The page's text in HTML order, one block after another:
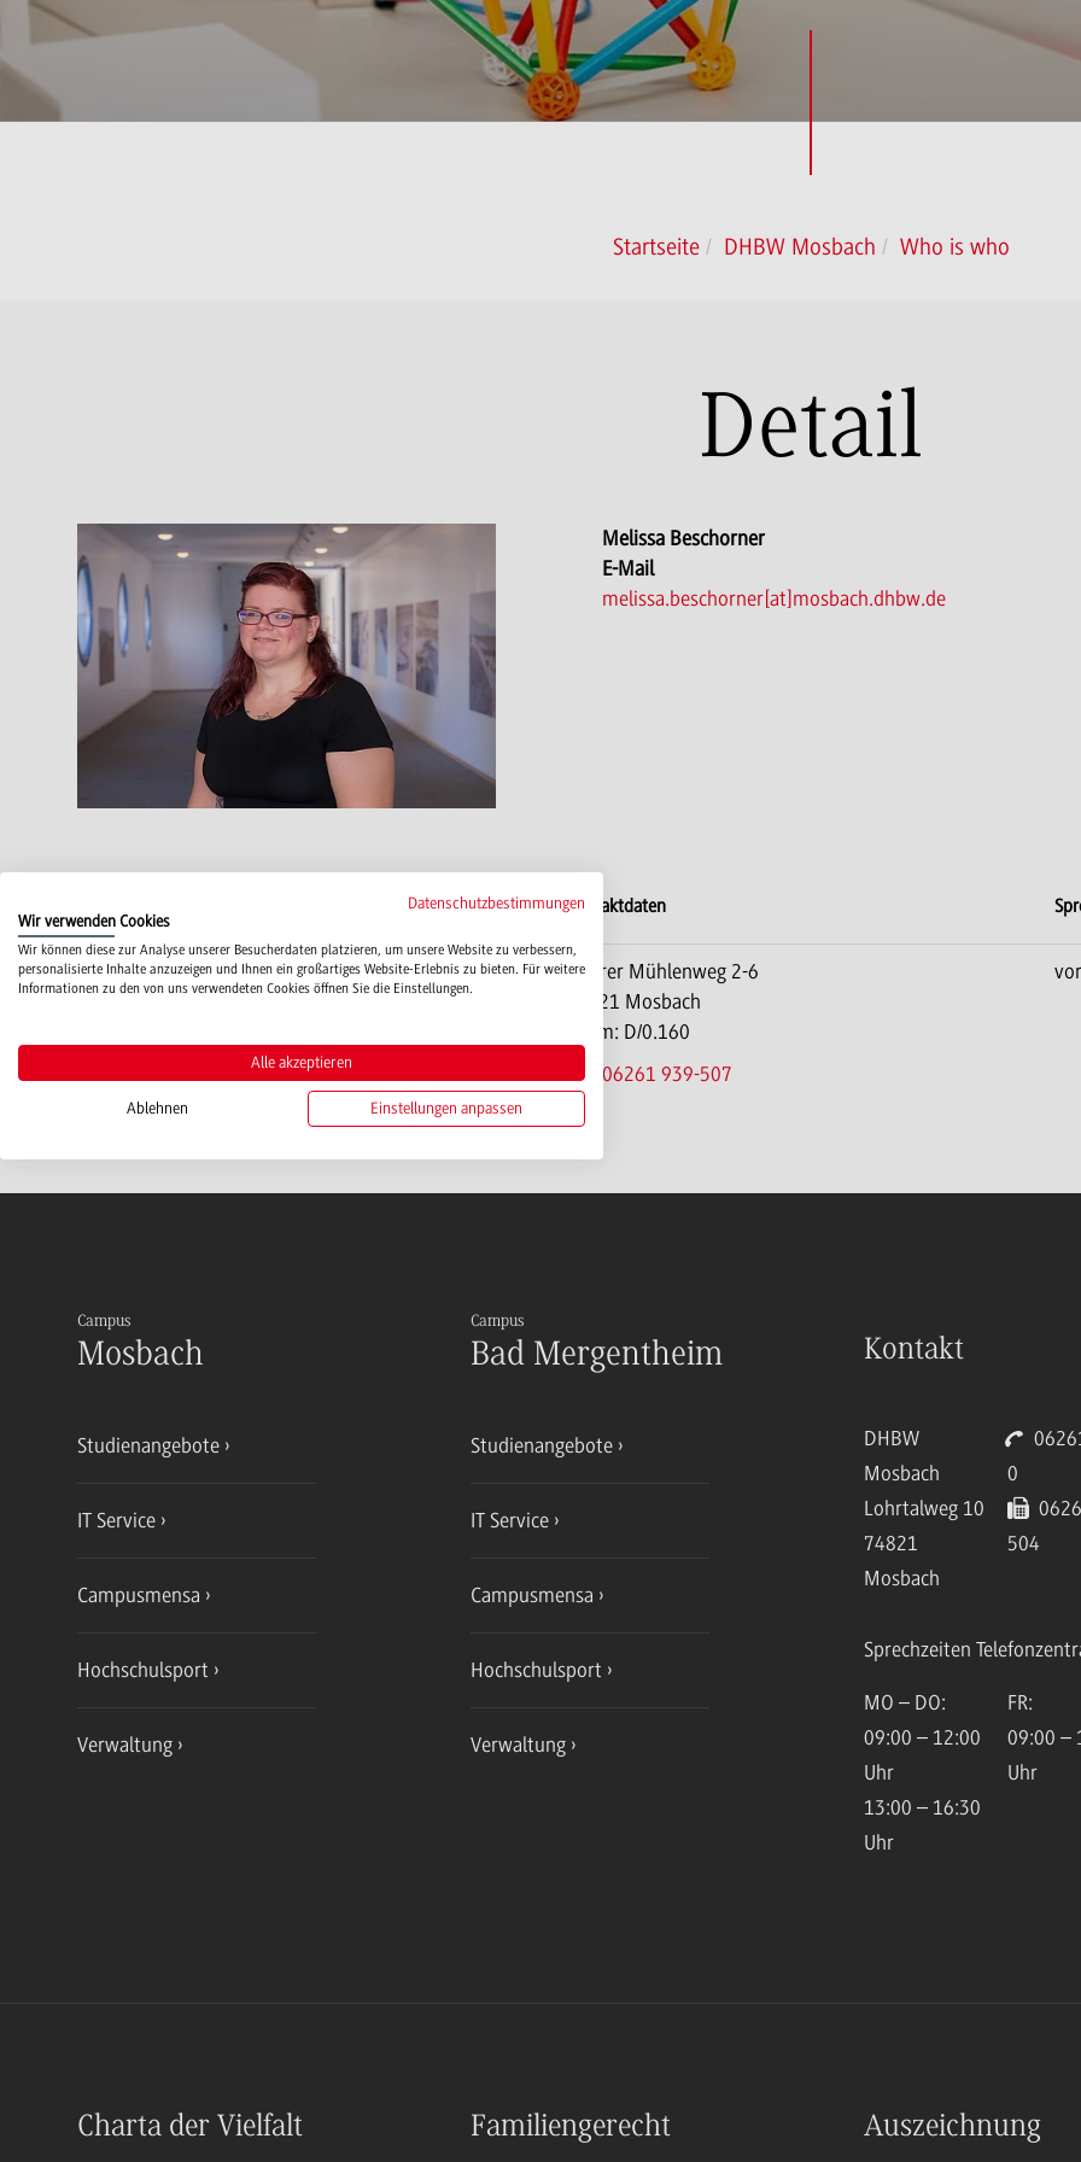
Startseite DHBW Mosbach Who is who
Detail
Melissa Beschorner
E-Mail
melissa.beschorner[at]mosbach.dhbw.de
Kontaktdaten
Sekretariat Onlinemedien
Oberer Mühlenweg 2-6
74821 Mosbach
Raum: D/0.160
Tel.: 06261 939-507
Campus
Mosbach
Studienangebote
IT Service
Campusmensa
Hochschulsport
Verwaltung
Campus
Bad Mergentheim
Studienangebote
IT Service
Campusmensa
Hochschulsport
Verwaltung
Kontakt
DHBW
Mosbach
Lohrtalweg 10
74821
Mosbach
0
504
Sprechzeiten
MO – DO:
09:00 – 12:00
Uhr
13:00 – 16:30
Uhr
FR:
09:00 –
Uhr
Charta der Vielfalt Familiengerecht Auszeichnung
Datenschutzbestimmungen
Wir verwenden Cookies
Wir können diese zur Analyse unserer Besucherdaten platzieren, um unsere Website zu verbessern,
personalisierte Inhalte anzuzeigen und Ihnen ein großartiges Website-Erlebnis zu bieten. Für weitere
Informationen zu den von uns verwendeten Cookies öffnen Sie die Einstellungen.
Alle akzeptieren
Ablehnen Einstellungen anpassen